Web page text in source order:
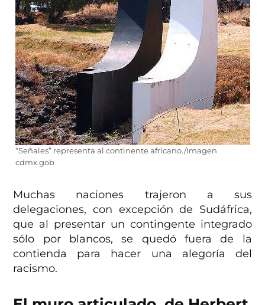
“Señales” representa al continente africano./Imagen
cdmx.gob
Muchas naciones trajeron a sus
delegaciones, con excepción de Sudáfrica,
que al presentar un contingente integrado
sólo por blancos, se quedó fuera de la
contienda para hacer una alegoría del
racismo.